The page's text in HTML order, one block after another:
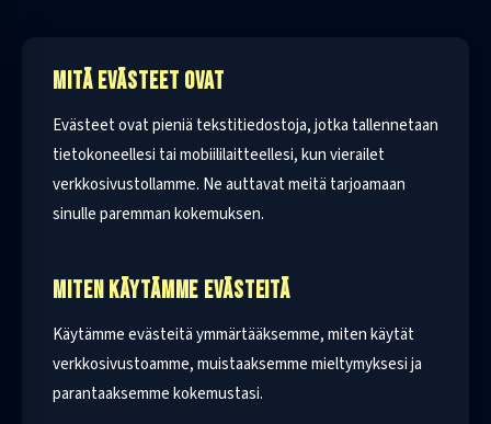
MITÄ EVÄSTEET OVAT
Evästeet ovat pieniä tekstitiedostoja, jotka tallennetaan
tietokoneellesi tai mobiililaitteellesi, kun vierailet
verkkosivustollamme. Ne auttavat meitä tarjoamaan
sinulle paremman kokemuksen.
MITEN KÄYTÄMME EVÄSTEITÄ
Käytämme evästeitä ymmärtääksemme, miten käytät
verkkosivustoamme, muistaaksemme mieltymyksesi ja
parantaaksemme kokemustasi.